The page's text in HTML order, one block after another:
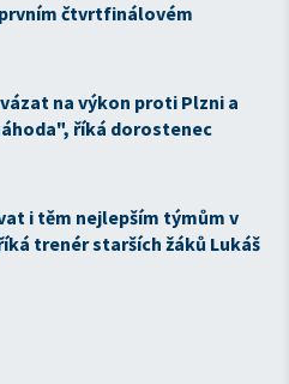
čtvrtfinálovém
na výkon proti Plzni a
říká dorostenec
i těm nejlepším týmům v
trenér starších žáků Lukáš